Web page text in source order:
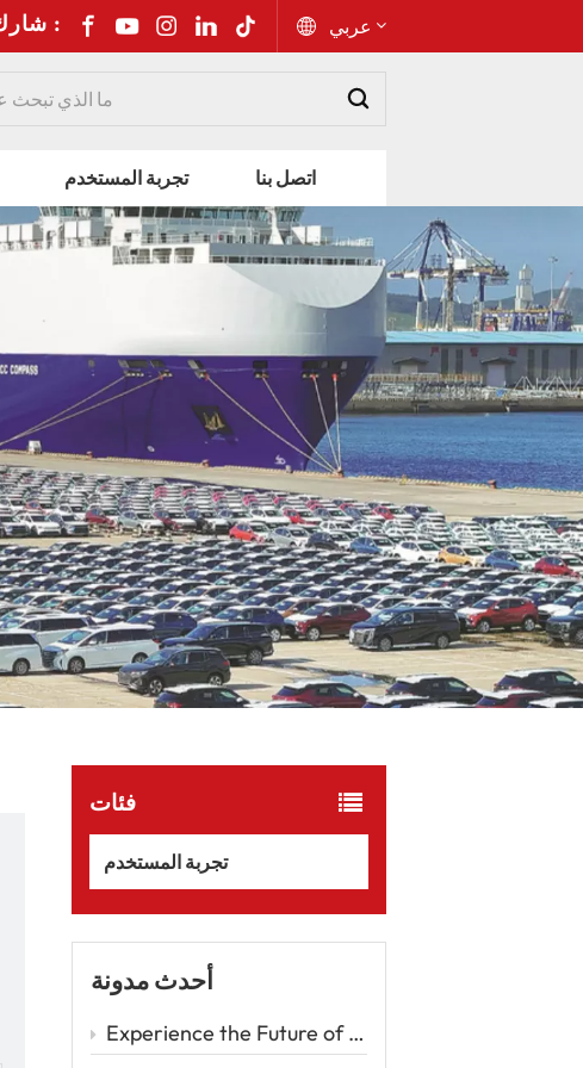
شارك إلى : عربي
Русский
Español
Português
عربي
kiswahili
تجربة المستخدم اتصل بنا
فئات
تجربة المستخدم
أحدث مدونة
Experience the Future of Driving with the Zeekr 001 – A Luxury EV Redefining Performance and Comfort Car